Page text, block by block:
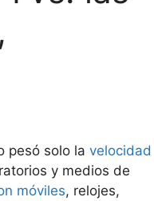
pesó solo la velocidad
y medios de
móviles, relojes,